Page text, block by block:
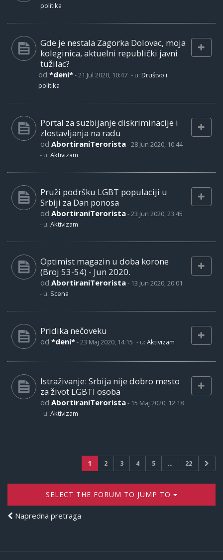
politika
Gde je nestala Zagorka Dolovac, moja
koleginica, aktuelni republički javni
tužilac?
od *deni*-21 Jul 2020, 10:47 - u: Društvo i
politika
Portal za suzbijanje diskriminacije i
zlostavljanja na radu
od AbortiraniTerorista-28 Jun 2020, 10:44
- u: Aktivizam
Pruži podršku LGBT populaciji u
Srbiji za Dan ponosa
od AbortiraniTerorista-23 Jun 2020, 23:45
- u: Aktivizam
Optimist magazin u doba korone
(Broj 53-54) - Jun 2020.
od AbortiraniTerorista- 13 Jun 2020, 20:01
- u: Scena
Pridika nečoveku
od *deni*-23 Maj 2020, 14:15 - u: Aktivizam
Istraživanje: Srbija nije dobro mesto
za život LGBTI osoba
od AbortiraniTerorista- 15 Maj 2020, 12:18
- u: Aktivizam
1 2 3 4 5 … 22
SELECT THE FORUM TO JUMP TO
Napredna pretraga